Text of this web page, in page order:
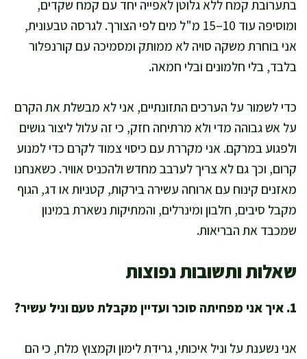
בתערובת קמח ללא גלוטן לאפייה יחד עם קמח שקדים,
ומוסיפה עוד 10–15 מ"ל מים לפי הצורך. לגרסה טבעונית,
אני בוחרת משקה סויה לא ממותק ומסמיכה עם קורנפלור
בלבד, בלי חלמונים ובלי חמאה.
כדי לשמור על הערכים התזונתיים, אני לא מבשלת את הקרם
על אש גבוהה מדי ולא מרתיחה חזק, כי זה עלול ליצור גושים
ולפגוע במרקם. אני מקררת עם כיסוי צמוד לקרם כדי למנוע
קרום, וכך גם לא צריך לערבב מחדש ולהכניס אוויר. כשאנחנו
מאזנים קינוח עם ארוחה עשירה בירקות, קטניות או דג, הגוף
מקבל סיבים, חלבון ומינרלים, והמתיקות נשארת במינון
שמכבד את הבריאות.
שאלות ותשובות נפוצות
1. איך אני מפחיתה סוכר ועדיין מקבלת טעם וניל עשיר?
אני נשענת על וניל איכותי, גרידת לימון וקמצוץ מלח, כי הם